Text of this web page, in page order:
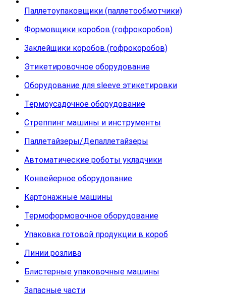
Паллетоупаковщики (паллетообмотчики)
Формовщики коробов (гофрокоробов)
Заклейщики коробов (гофрокоробов)
Этикетировочное оборудование
Оборудование для sleeve этикетировки
Термоусадочное оборудование
Стреппинг машины и инструменты
Паллетайзеры/Депаллетайзеры
Автоматические роботы укладчики
Конвейерное оборудование
Картонажные машины
Термоформовочное оборудование
Упаковка готовой продукции в короб
Линии розлива
Блистерные упаковочные машины
Запасные части